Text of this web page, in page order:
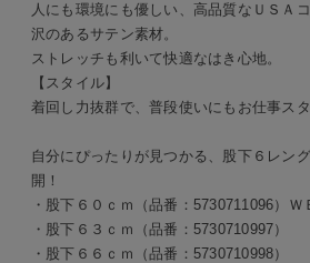
人にも環境にも優しい、高品質なＵＳＡ
沢のあるサテン素材。
ストレッチも利いて快適なはき心地。
【スタイル】
着回し力抜群で、普段使いにもお仕事ス
自分にぴったりが見つかる、股下６レン
開！
・股下６０ｃｍ（品番：5730711096）Ｗ
・股下６３ｃｍ（品番：5730710997）
・股下６６ｃｍ（品番：5730710998）